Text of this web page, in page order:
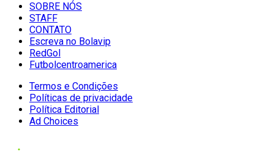
SOBRE NÓS
STAFF
CONTATO
Escreva no Bolavip
RedGol
Futbolcentroamerica
Termos e Condições
Políticas de privacidade
Política Editorial
Ad Choices